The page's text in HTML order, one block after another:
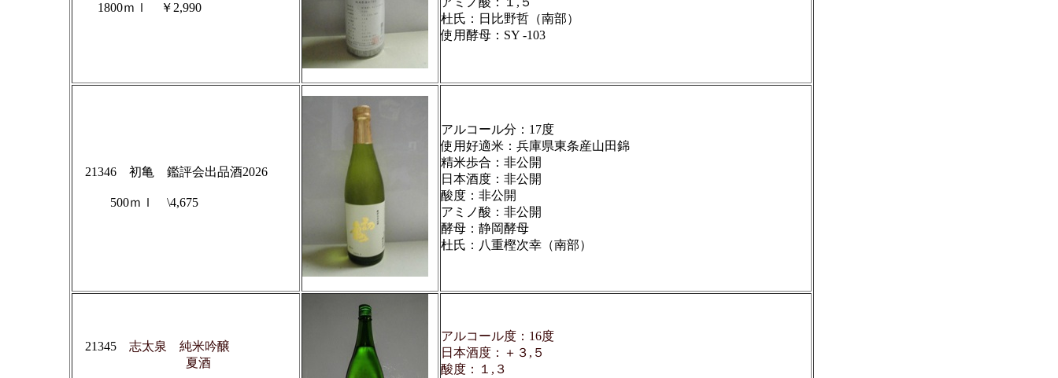
1800ｍｌ ￥2,990
杜氏：日比野哲（南部）
使用酵母：SY -103
21346 初亀 鑑評会出品酒2026
500ｍｌ \4,675
アルコール分：17度
使用好適米：兵庫県東条産山田錦
精米歩合：非公開
日本酒度：非公開
酸度：非公開
アミノ酸：非公開
酵母：静岡酵母
杜氏：八重樫次幸（南部）
21345 志太泉 純米吟醸
夏酒
アルコール度：16度
日本酒度：＋３,５
酸度：１,３